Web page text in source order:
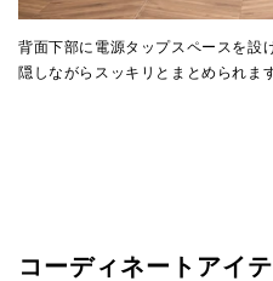
背面下部に電源タップスペースを設
隠しながらスッキリとまとめられます
コーディネートアイ